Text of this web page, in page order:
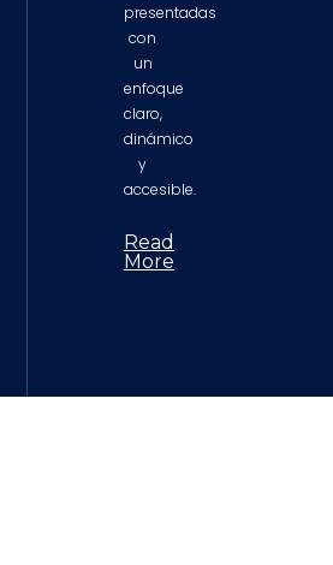
presentadas
con
un
enfoque
claro,
dinámico
y
accesible.
Read
More